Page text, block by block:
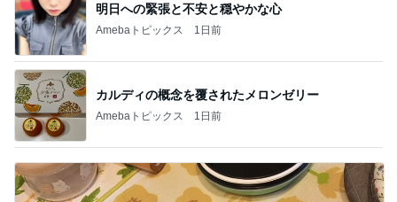
明日への緊張と不安と穏やかな心
Amebaトピックス 1日前
カルディの概念を覆されたメロンゼリー
Amebaトピックス 1日前